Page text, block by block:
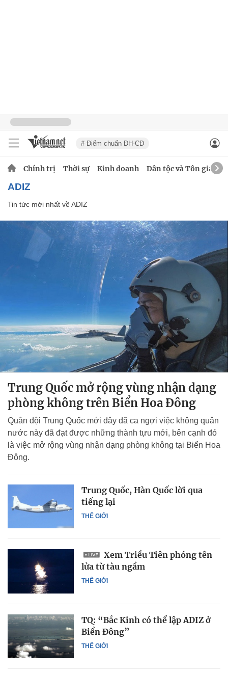
# Điểm chuẩn ĐH-CĐ
Chính trị Thời sự Kinh doanh Dân tộc và Tôn giáo
ADIZ
Tin tức mới nhất vềADIZ
Trung Quốc mở rộng vùng nhận dạng
phòng không trên Biển Hoa Đông
Quân đội Trung Quốc mới đây đã ca ngợi việc không quân
nước này đã đạt được những thành tựu mới, bên cạnh đó
là việc mở rộng vùng nhận dạng phòng không tại Biển Hoa
Đông.
THẾ GIỚI
Trung Quốc, Hàn Quốc lời qua
tiếng lại
THẾ GIỚI
Xem Triều Tiên phóng tên
lửa từ tàu ngầm
THẾ GIỚI
TQ: “Bắc Kinh có thể lập ADIZ ở
Biển Đông”